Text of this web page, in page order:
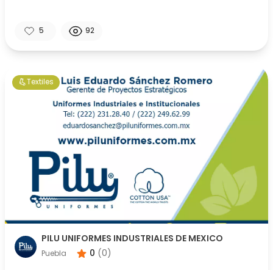
5 92
Textiles
PILU UNIFORMES INDUSTRIALES DE MEXICO
Puebla 0 ( 0 )